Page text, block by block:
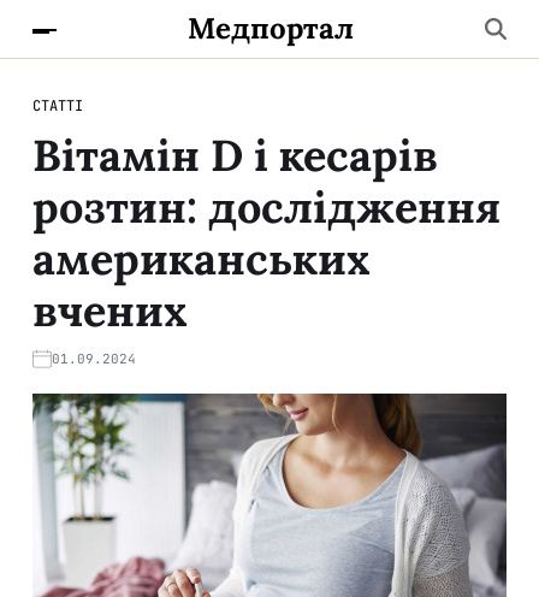
Медпортал
СТАТТІ
Вітамін D і кесарів
розтин: дослідження
американських
вчених
01.09.2024